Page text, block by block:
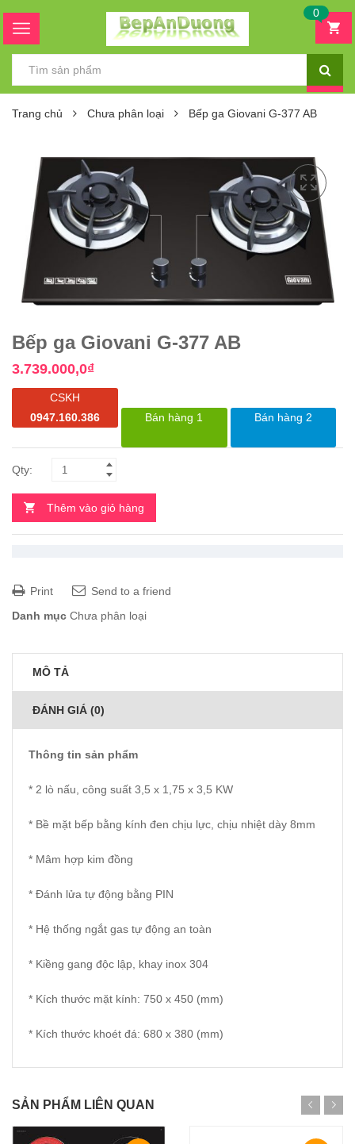
0
Trang chủ Chưa phân loại Bếp ga Giovani G-377 AB
Bếp ga Giovani G-377 AB
3.739.000,0₫
CSKH
0947.160.386
Bán hàng 1 Bán hàng 2
Thêm vào giỏ hàng
Print
Send to a friend
Danh mục Chưa phân loại
MÔ TẢ
ĐÁNH GIÁ (0)
Thông tin sản phẩm
* 2 lò nấu, công suất 3,5 x 1,75 x 3,5 KW
* Bề mặt bếp bằng kính đen chịu lực, chịu nhiệt dày 8mm
* Mâm hợp kim đồng
* Đánh lửa tự động bằng PIN
* Hệ thống ngắt gas tự động an toàn
* Kiềng gang độc lập, khay inox 304
* Kích thước mặt kính: 750 x 450 (mm)
* Kích thước khoét đá: 680 x 380 (mm)
SẢN PHẨM LIÊN QUAN